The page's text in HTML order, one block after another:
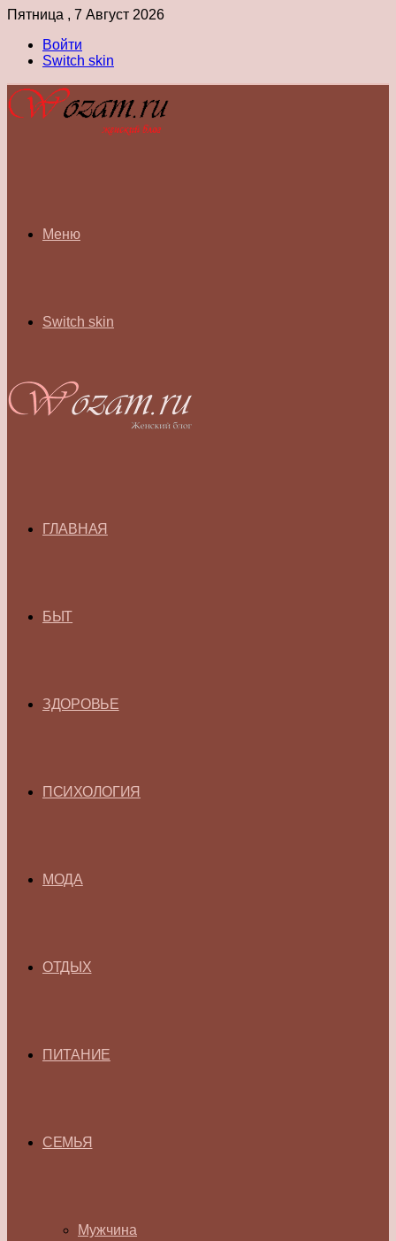
Пятница , 7 Август 2026
Войти
Switch skin
Меню
Switch skin
ГЛАВНАЯ
БЫТ
ЗДОРОВЬЕ
ПСИХОЛОГИЯ
МОДА
ОТДЫХ
ПИТАНИЕ
СЕМЬЯ
Мужчина